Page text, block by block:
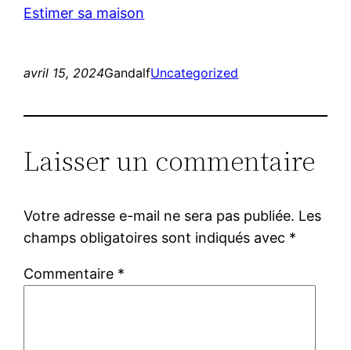
Estimer sa maison
avril 15, 2024GandalfUncategorized
Laisser un commentaire
Votre adresse e-mail ne sera pas publiée. Les
champs obligatoires sont indiqués avec *
Commentaire *